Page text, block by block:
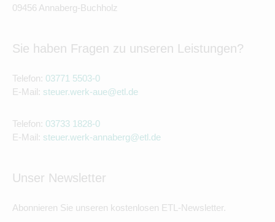
09456 Annaberg-Buchholz
Sie haben Fragen zu unseren Leistungen?
Telefon: 03771 5503-0
E-Mail: steuer.werk-aue@etl.de
Telefon: 03733 1828-0
E-Mail: steuer.werk-annaberg@etl.de
Unser Newsletter
Abonnieren Sie unseren kostenlosen ETL-Newsletter.